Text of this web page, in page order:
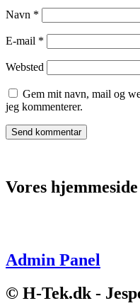
Navn *
E-mail *
Websted
Gem mit navn, mail og
jeg kommenterer.
Vores
Admin Panel
© H-Tek.dk -